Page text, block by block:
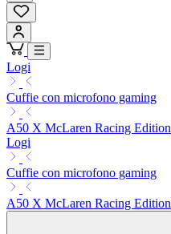
Logi
Cuffie con microfono gaming
A50 X McLaren Racing Edition
Logi
Cuffie con microfono gaming
A50 X McLaren Racing Edition